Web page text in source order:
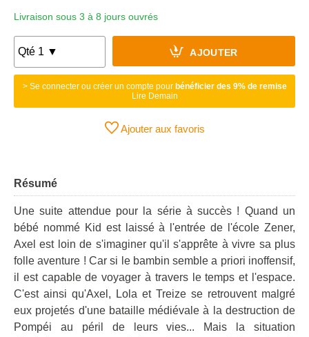
Livraison sous 3 à 8 jours ouvrés
AJOUTER
> Se connecter ou créer un compte pour bénéficier des 9% de remise
Lire Demain
Ajouter aux favoris
Résumé
Une suite attendue pour la série à succès ! Quand un
bébé nommé Kid est laissé à l'entrée de l'école Zener,
Axel est loin de s'imaginer qu'il s'apprête à vivre sa plus
folle aventure ! Car si le bambin semble a priori inoffensif,
il est capable de voyager à travers le temps et l'espace.
C'est ainsi qu'Axel, Lola et Treize se retrouvent malgré
eux projetés d'une bataille médiévale à la destruction de
Pompéi au péril de leurs vies... Mais la situation